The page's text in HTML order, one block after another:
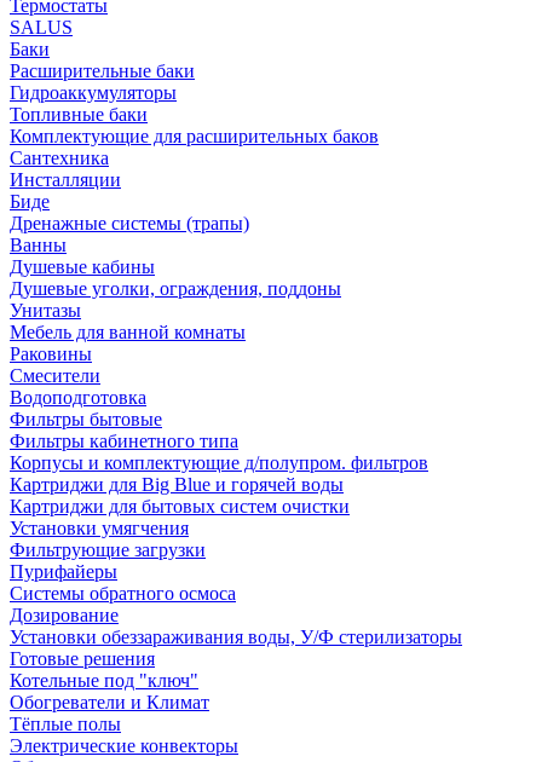
Термостаты
SALUS
Баки
Расширительные баки
Гидроаккумуляторы
Топливные баки
Комплектующие для расширительных баков
Сантехника
Инсталляции
Биде
Дренажные системы (трапы)
Ванны
Душевые кабины
Душевые уголки, ограждения, поддоны
Унитазы
Мебель для ванной комнаты
Раковины
Смесители
Водоподготовка
Фильтры бытовые
Фильтры кабинетного типа
Корпусы и комплектующие д/полупром. фильтров
Картриджи для Big Blue и горячей воды
Картриджи для бытовых систем очистки
Установки умягчения
Фильтрующие загрузки
Пурифайеры
Системы обратного осмоса
Дозирование
Установки обеззараживания воды, У/Ф стерилизаторы
Готовые решения
Котельные под "ключ"
Обогреватели и Климат
Тёплые полы
Электрические конвекторы